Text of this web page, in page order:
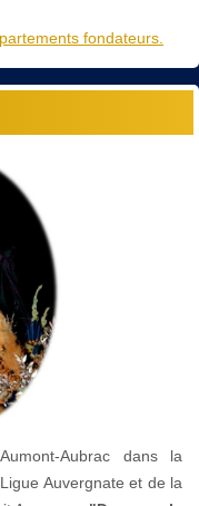
fondateurs.
Aubrac dans la
Auvergnate et de la